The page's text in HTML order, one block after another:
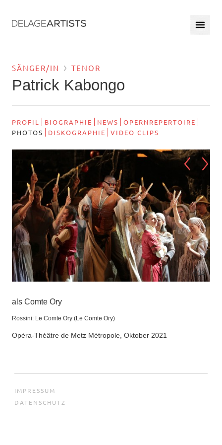
SÄNGER/IN TENOR
Patrick Kabongo
PROFIL BIOGRAPHIE NEWS
OPERNREPERTOIRE
PHOTOS
DISKOGRAPHIE VIDEO CLIPS
7/34
als Comte Ory
Rossini: Le Comte Ory (Le Comte Ory)
Opéra-Théâtre de Metz Métropole, Oktober 2021
IMPRESSUM
DATENSCHUTZ